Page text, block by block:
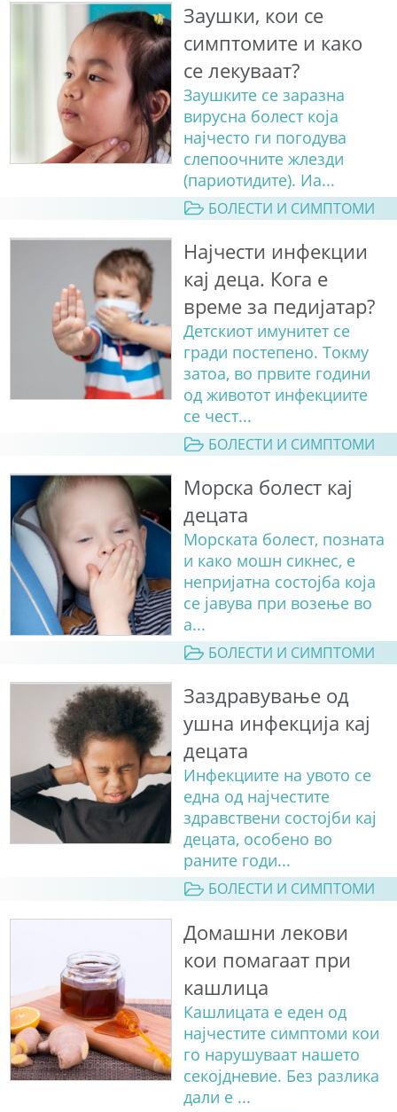
Заушки, кои се
симптомите и како
се лекуваат?
Заушките се заразна
вирусна болест која
најчесто ги погодува
слепоочните жлезди
(париотидите). Иа...
БОЛЕСТИ И СИМПТОМИ
Најчести инфекции
кај деца. Кога е
време за педијатар?
Детскиот имунитет се
гради постепено. Токму
затоа, во првите години
од животот инфекциите
се чест...
БОЛЕСТИ И СИМПТОМИ
Морска болест кај
децата
Морската болест, позната
и како мошн сикнес, е
непријатна состојба која
се јавува при возење во
а...
БОЛЕСТИ И СИМПТОМИ
Заздравување од
ушна инфекција кај
децата
Инфекциите на увото се
една од најчестите
здравствени состојби кај
децата, особено во
раните годи...
БОЛЕСТИ И СИМПТОМИ
Домашни лекови
кои помагаат при
кашлица
Кашлицата е еден од
најчестите симптоми кои
го нарушуваат нашето
секојдневие. Без разлика
дали е ...